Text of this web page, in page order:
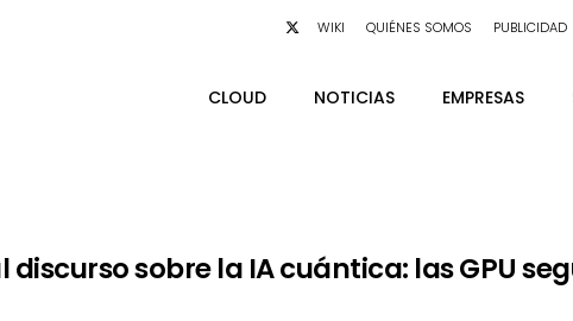
WIKI QUIÉNES SOMOS PUBLICIDAD
CLOUD NOTICIAS EMPRESAS
sobre la IA cuántica: las GPU